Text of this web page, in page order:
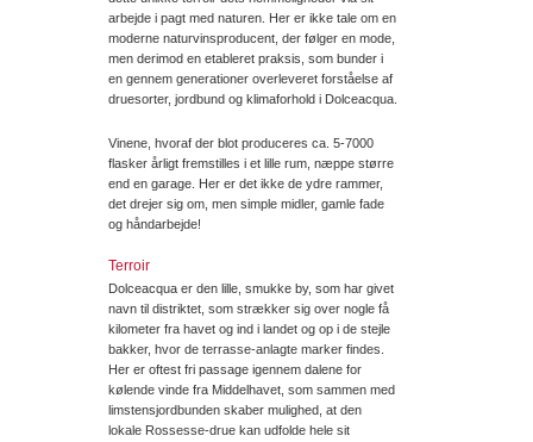
arbejde i pagt med naturen. Her er ikke tale om en
moderne naturvinsproducent, der følger en mode,
men derimod en etableret praksis, som bunder i
en gennem generationer overleveret forståelse af
druesorter, jordbund og klimaforhold i Dolceacqua.
Vinene, hvoraf der blot produceres ca. 5-7000
flasker årligt fremstilles i et lille rum, næppe større
end en garage. Her er det ikke de ydre rammer,
det drejer sig om, men simple midler, gamle fade
og håndarbejde!
Terroir
Dolceacqua er den lille, smukke by, som har givet
navn til distriktet, som strækker sig over nogle få
kilometer fra havet og ind i landet og op i de stejle
bakker, hvor de terrasse-anlagte marker findes.
Her er oftest fri passage igennem dalene for
kølende vinde fra Middelhavet, som sammen med
limstensjordbunden skaber mulighed, at den
lokale Rossesse-drue kan udfolde hele sit